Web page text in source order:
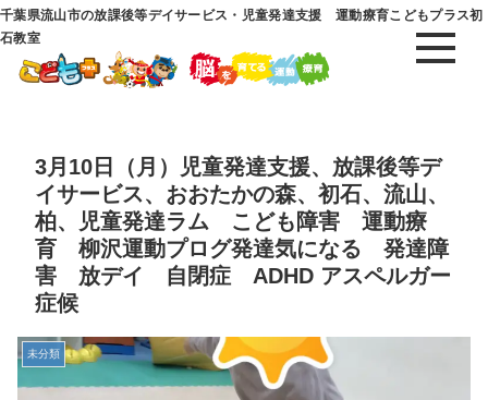
千葉県流山市の放課後等デイサービス・児童発達支援 運動療育こどもプラス初
石教室
3月10日（月）児童発達支援、放課後等デ
イサービス、おおたかの森、初石、流山、
柏、児童発達ラム こども障害 運動療
育 柳沢運動プログ発達気になる 発達障
害 放デイ 自閉症 ADHD アスペルガー
症候
未分類